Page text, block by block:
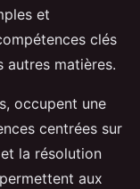
et
clés
autres matières.
occupent une
centrées sur
la résolution
aux